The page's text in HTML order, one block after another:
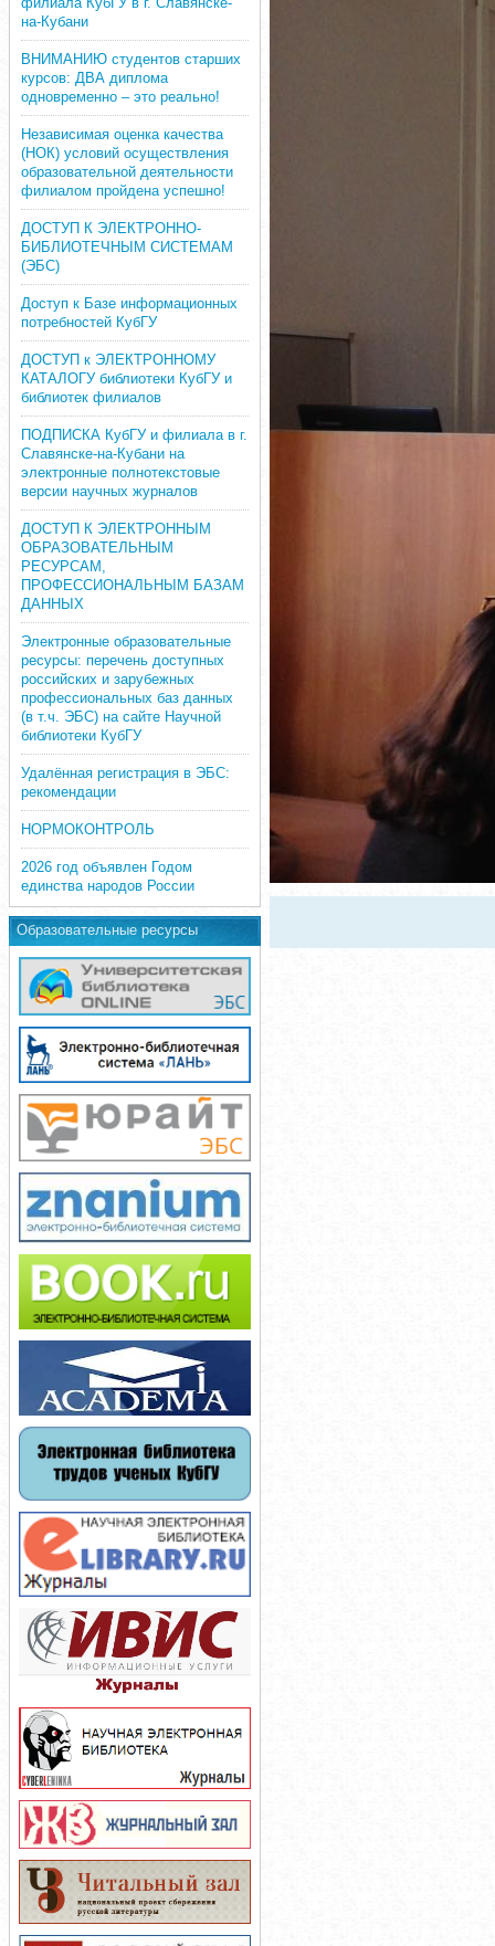
на-Кубани
ВНИМАНИЮ студентов старших
курсов: ДВА диплома
одновременно – это реально!
Независимая оценка качества
(НОК) условий осуществления
образовательной деятельности
филиалом пройдена успешно!
ДОСТУП К ЭЛЕКТРОННО-
БИБЛИОТЕЧНЫМ СИСТЕМАМ
(ЭБС)
Доступ к Базе информационных
потребностей КубГУ
ДОСТУП к ЭЛЕКТРОННОМУ
КАТАЛОГУ библиотеки КубГУ и
библиотек филиалов
ПОДПИСКА КубГУ и филиала в г.
Славянске-на-Кубани на
электронные полнотекстовые
версии научных журналов
ДОСТУП К ЭЛЕКТРОННЫМ
ОБРАЗОВАТЕЛЬНЫМ
РЕСУРСАМ,
ПРОФЕССИОНАЛЬНЫМ БАЗАМ
ДАННЫХ
Электронные образовательные
ресурсы: перечень доступных
российских и зарубежных
профессиональных баз данных
(в т.ч. ЭБС) на сайте Научной
библиотеки КубГУ
Удалённая регистрация в ЭБС:
рекомендации
НОРМОКОНТРОЛЬ
2026 год объявлен Годом
единства народов России
Образовательные ресурсы